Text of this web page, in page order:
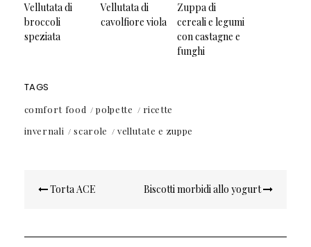
Vellutata di
broccoli
speziata
Vellutata di
cavolfiore viola
Zuppa di
cereali e legumi
con castagne e
funghi
TAGS
comfort food polpette
ricette
invernali
scarole vellutate e zuppe
Navigazione
Torta ACE Biscotti morbidi allo yogurt